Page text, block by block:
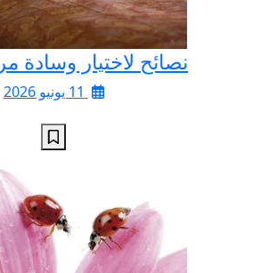
نصائح لاختيار وسادة